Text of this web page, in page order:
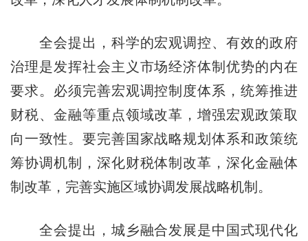
全会提出，科学的宏观调控、有效的政府
治理是发挥社会主义市场经济体制优势的内在
要求。必须完善宏观调控制度体系，统筹推进
财税、金融等重点领域改革，增强宏观政策取
向一致性。要完善国家战略规划体系和政策统
筹协调机制，深化财税体制改革，深化金融体
制改革，完善实施区域协调发展战略机制。
全会提出，城乡融合发展是中国式现代化